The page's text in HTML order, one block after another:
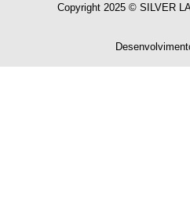
Copyright 2025 © SILVER